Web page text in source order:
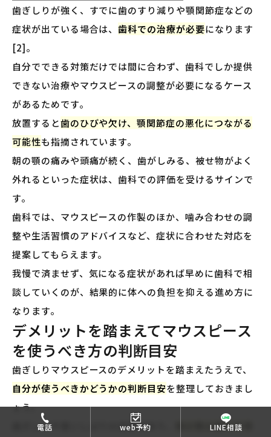
電話 web予約 LINE相談
歯ぎしりが強く、すでに歯のすり減りや顎関節症などの
症状が出ている場合は、歯科での治療が必要になります
[2]。
自分でできる対策だけでは間に合わず、歯科でしか提供
できない治療やマウスピースの調整が必要になるケース
があるためです。
放置すると歯のひびや欠け、顎関節症の悪化につながる
可能性も指摘されています。
朝の顎の痛みや頭痛が続く、歯がしみる、被せ物がよく
外れるといった症状は、歯科での評価を受けるサインで
す。
歯科では、マウスピースの作製のほか、噛み合わせの調
整や生活習慣のアドバイスなど、症状に合わせた対応を
提案してもらえます。
我慢で済ませず、気になる症状があれば早めに歯科で相
談していくのが、結果的に体への負担を抑える進め方に
なります。
デメリットを踏まえてマウスピース
を使うべき方の判断目安
歯ぎしりマウスピースのデメリットを踏まえたうえで、
自分が使うべきかどうかの判断目安を整理しておきまし
ょう。
歯ぎしりや食いしばりの自覚があり、
朝の顎の疲れや頭